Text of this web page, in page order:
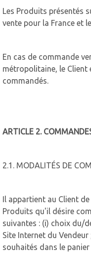
Les Produits présentés
vente pour la France et
En cas de commande
métropolitaine, le
commandés.
ARTICLE 2.
2.1. MODALITÉS DE
Il appartient au Client
Produits qu'il désire
suivantes : (i) choix du/
Site Internet du
souhaités dans le